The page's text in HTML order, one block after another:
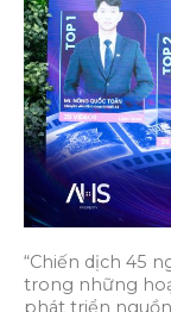
“Chiến dịch 45
trong những
phát triển